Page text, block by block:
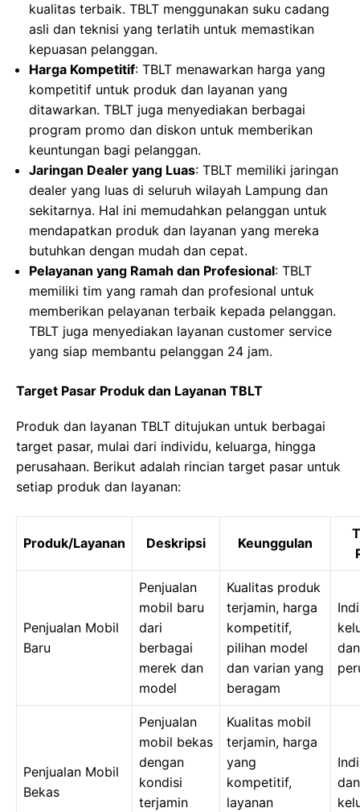
kualitas terbaik. TBLT menggunakan suku cadang
asli dan teknisi yang terlatih untuk memastikan
kepuasan pelanggan.
Harga Kompetitif: TBLT menawarkan harga yang
kompetitif untuk produk dan layanan yang
ditawarkan. TBLT juga menyediakan berbagai
program promo dan diskon untuk memberikan
keuntungan bagi pelanggan.
Jaringan Dealer yang Luas: TBLT memiliki jaringan
dealer yang luas di seluruh wilayah Lampung dan
sekitarnya. Hal ini memudahkan pelanggan untuk
mendapatkan produk dan layanan yang mereka
butuhkan dengan mudah dan cepat.
Pelayanan yang Ramah dan Profesional: TBLT
memiliki tim yang ramah dan profesional untuk
memberikan pelayanan terbaik kepada pelanggan.
TBLT juga menyediakan layanan customer service
yang siap membantu pelanggan 24 jam.
Target Pasar Produk dan Layanan TBLT
Produk dan layanan TBLT ditujukan untuk berbagai
target pasar, mulai dari individu, keluarga, hingga
perusahaan. Berikut adalah rincian target pasar untuk
setiap produk dan layanan:
Produk/Layanan Deskripsi Keunggulan
Penjualan Mobil
Baru
Penjualan
mobil baru
dari
berbagai
merek dan
model
Kualitas produk
terjamin, harga
kompetitif,
pilihan model
dan varian yang
beragam
dan
Penjualan Mobil
Bekas
Penjualan
mobil bekas
dengan
kondisi
terjamin
Kualitas mobil
terjamin, harga
yang
kompetitif,
layanan
dan